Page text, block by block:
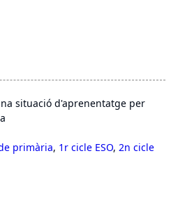
situació d'aprenentatge per
primària, 1r cicle ESO, 2n cicle